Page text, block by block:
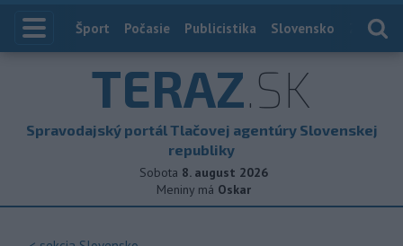
Index
Šport Počasie Publicistika Slovensko
TERAZ.SK
Spravodajský portál Tlačovej agentúry Slovenskej
republiky
Sobota 8. august 2026
Meniny má Oskar